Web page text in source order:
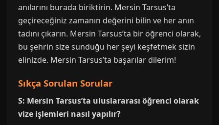
anılarını burada biriktirin. Mersin Tarsus’ta
geçireceğiniz zamanın değerini bilin ve her anın
tadını çıkarın. Mersin Tarsus’ta bir öğrenci olarak,
bu şehrin size sunduğu her şeyi keşfetmek sizin
elinizde. Mersin Tarsus’ta başarılar dilerim!
Sıkça Sorulan Sorular
S: Mersin Tarsus’ta uluslararası öğrenci olarak
vize işlemleri nasıl yapılır?